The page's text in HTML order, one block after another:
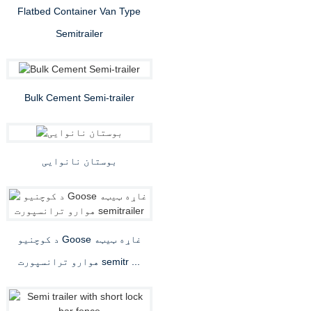
Flatbed Container Van Type
Semitrailer
Bulk Cement Semi-trailer
بوستان نانوایی
د کوچنیو Goose غاړه ټيټه
هوارو ترانسپورت semitr ...